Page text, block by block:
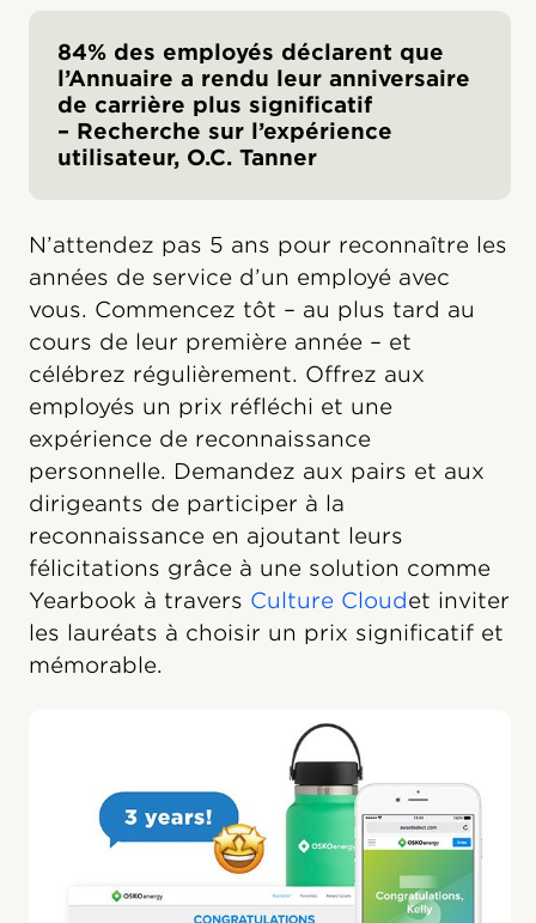
84% des employés déclarent que
l’Annuaire a rendu leur anniversaire
de carrière plus significatif
– Recherche sur l’expérience
utilisateur, O.C. Tanner
N’attendez pas 5 ans pour reconnaître les
années de service d’un employé avec
vous. Commencez tôt – au plus tard au
cours de leur première année – et
célébrez régulièrement. Offrez aux
employés un prix réfléchi et une
expérience de reconnaissance
personnelle. Demandez aux pairs et aux
dirigeants de participer à la
reconnaissance en ajoutant leurs
félicitations grâce à une solution comme
Yearbook à travers Culture Cloudet inviter
les lauréats à choisir un prix significatif et
mémorable.